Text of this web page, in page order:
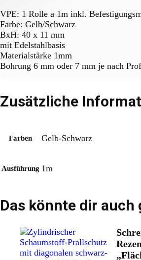
VPE: 1 Rolle a 1m inkl.
Farbe: Gelb/Schwarz
BxH: 40 x 11 mm
mit Edelstahlbasis
Materialstärke 1mm
Bohrung 6 mm oder 7 mm je nach
Zusätzliche
Farben Gelb-Schwarz
Ausführung 1m
Das könnte dir auch